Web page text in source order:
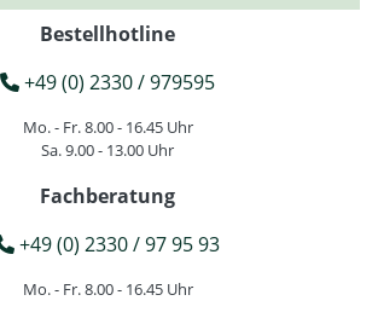
Bestellhotline
+49 (0) 2330 / 979595
Mo. - Fr. 8.00 - 16.45 Uhr
Sa. 9.00 - 13.00 Uhr
Fachberatung
+49 (0) 2330 / 97 95 93
Mo. - Fr. 8.00 - 16.45 Uhr